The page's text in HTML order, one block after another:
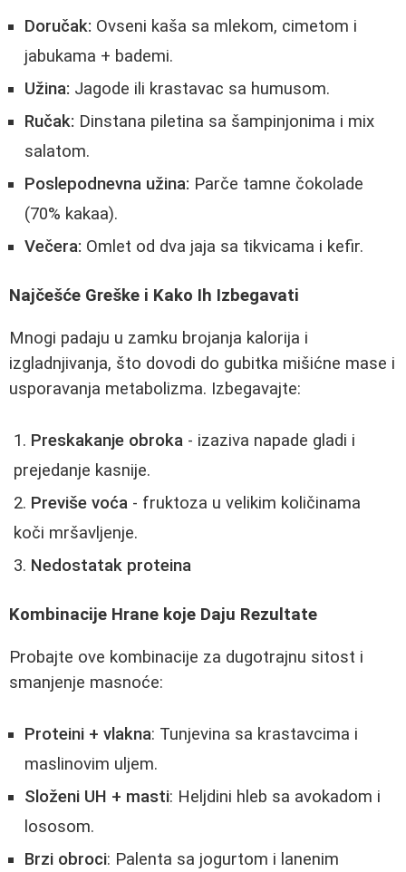
Doručak: Ovseni kaša sa mlekom, cimetom i
jabukama + bademi.
Užina: Jagode ili krastavac sa humusom.
Ručak: Dinstana piletina sa šampinjonima i mix
salatom.
Poslepodnevna užina: Parče tamne čokolade
(70% kakaa).
Večera: Omlet od dva jaja sa tikvicama i kefir.
Najčešće Greške i Kako Ih Izbegavati
Mnogi padaju u zamku brojanja kalorija i
izgladnjivanja, što dovodi do gubitka mišićne mase i
usporavanja metabolizma. Izbegavajte:
Preskakanje obroka - izaziva napade gladi i
prejedanje kasnije.
Previše voća - fruktoza u velikim količinama
koči mršavljenje.
Nedostatak proteina
Kombinacije Hrane koje Daju Rezultate
Probajte ove kombinacije za dugotrajnu sitost i
smanjenje masnoće:
Proteini + vlakna: Tunjevina sa krastavcima i
maslinovim uljem.
Složeni UH + masti: Heljdini hleb sa avokadom i
lososom.
Brzi obroci: Palenta sa jogurtom i lanenim